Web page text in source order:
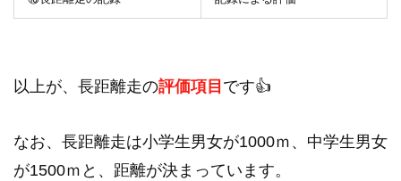
以上が、長距離走の評価項目 です👍
なお、長距離走は小学生男女が1000ｍ、中学生男女
が1500ｍと、距離が決まっています。